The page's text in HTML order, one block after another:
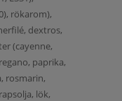
rökarom),
dextros,
(cayenne,
paprika,
rosmarin,
lök,